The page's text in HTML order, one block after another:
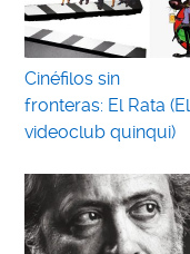
Cinéfilos sin
fronteras: El Rata (El
videoclub quinqui)